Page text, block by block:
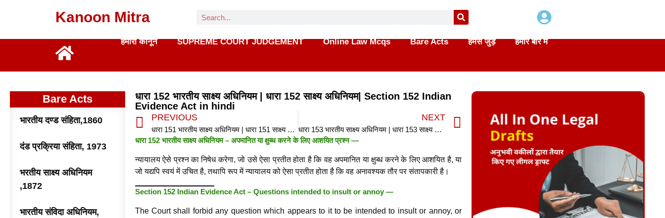
Kanoon Mitra
हमारा कानून SUPREME COURT JUDGEMENT Online Law Mcqs Bare Acts हमसे जुड़े हमारे बारे में
Bare Acts
भारतीय दण्ड संहिता,1860
दंड प्रक्रिया संहिता, 1973
भरतीय साक्ष्य अधिनियम
,1872
भारतीय संविदा अधिनियम,
धारा 152 भारतीय साक्ष्य अधिनियम | धारा 152 साक्ष्य अधिनियम| Section 152 Indian
Evidence Act in hindi
PREVIOUS
धारा 151 भारतीय साक्ष्य अधिनियम | धारा 151 साक्ष्य अधिनियम| Section 151 Indian Evidence Act in hindi
NEXT
धारा 153 भारतीय साक्ष्य अधिनियम | धारा 153 साक्ष्य अधिनियम| Section 153 Indian Evidence Act in hindi
धारा 152 भारतीय साक्ष्य अधिनियम – अपमानित या क्षुब्ध करने के लिए आशयित प्रश्न —
न्यायालय ऐसे प्रश्न का निषेध करेगा, जो उसे ऐसा प्रतीत होता है कि वह अपमानित या क्षुब्ध करने के लिए आशयित है, या
जो यद्यपि स्वयं में उचित है, तथापि रूप में न्यायालय को ऐसा प्रतीत होता है कि वह अनावश्यक तौर पर संतापकारी है।
Section 152 Indian Evidence Act – Questions intended to insult or annoy —
The Court shall forbid any question which appears to it to be intended to insult or annoy, or